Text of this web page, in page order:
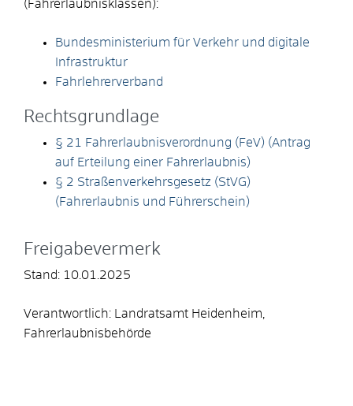
(Fahrerlaubnisklassen):
Bundesministerium für Verkehr und digitale
Infrastruktur
Fahrlehrerverband
Rechtsgrundlage
§ 21 Fahrerlaubnisverordnung (FeV) (Antrag
auf Erteilung einer Fahrerlaubnis)
§ 2 Straßenverkehrsgesetz (StVG)
(Fahrerlaubnis und Führerschein)
Freigabevermerk
Stand: 10.01.2025
Verantwortlich: Landratsamt Heidenheim,
Fahrerlaubnisbehörde